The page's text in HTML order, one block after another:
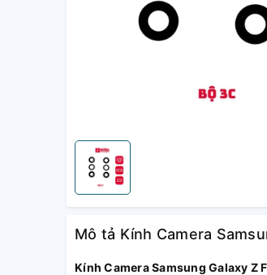
Mô tả Kính Camera
Kính Camera Samsung Galaxy Z